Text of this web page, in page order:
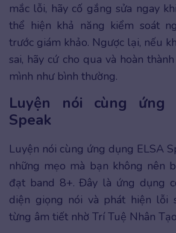
mắc lỗi, hãy cố gắng sửa ngay
thể hiện khả năng kiểm soát
trước giám khảo. Ngược lại, nếu
sai, hãy cứ cho qua và hoàn
mình như bình thường.
Luyện nói cùng ứng
Speak
Luyện nói cùng ứng dụng ELSA
những mẹo mà bạn không nên
đạt band 8+. Đây là ứng dụng
diện giọng nói và phát hiện lỗi
từng âm tiết nhờ Trí Tuệ Nhân